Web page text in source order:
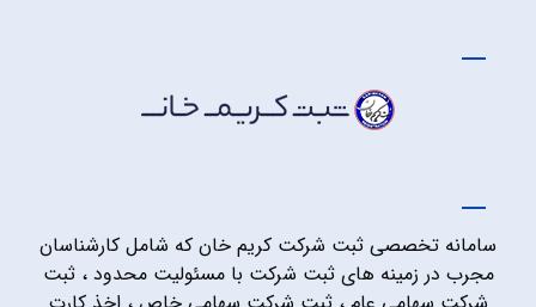
سامانه تخصصی ثبت شرکت کریم خان که شامل کارشناسان
مجرب در زمینه های ثبت شرکت با مسئولیت محدود ، ثبت